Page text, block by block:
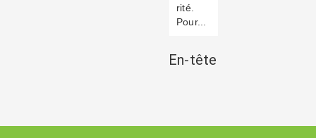
rité.
Pour...
En-tête